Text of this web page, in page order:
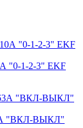
"0-1-2-3" EKF
"ВКЛ-ВЫКЛ"